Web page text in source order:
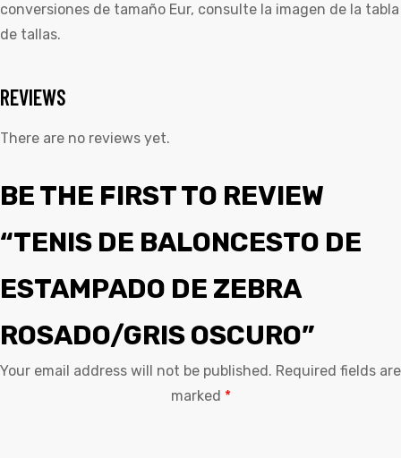
conversiones de tamaño Eur, consulte la imagen de la tabla
de tallas.
REVIEWS
There are no reviews yet.
BE THE FIRST TO REVIEW
“TENIS DE BALONCESTO DE
ESTAMPADO DE ZEBRA
ROSADO/GRIS OSCURO”
Your email address will not be published. Required fields are
marked *